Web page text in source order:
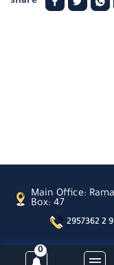
0
Main Office:
Box: 47
2957362 2